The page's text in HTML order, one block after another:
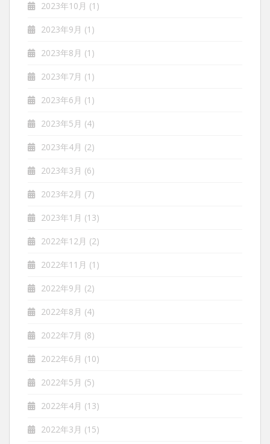
2023年10月 (1)
2023年9月 (1)
2023年8月 (1)
2023年7月 (1)
2023年6月 (1)
2023年5月 (4)
2023年4月 (2)
2023年3月 (6)
2023年2月 (7)
2023年1月 (13)
2022年12月 (2)
2022年11月 (1)
2022年9月 (2)
2022年8月 (4)
2022年7月 (8)
2022年6月 (10)
2022年5月 (5)
2022年4月 (13)
2022年3月 (15)